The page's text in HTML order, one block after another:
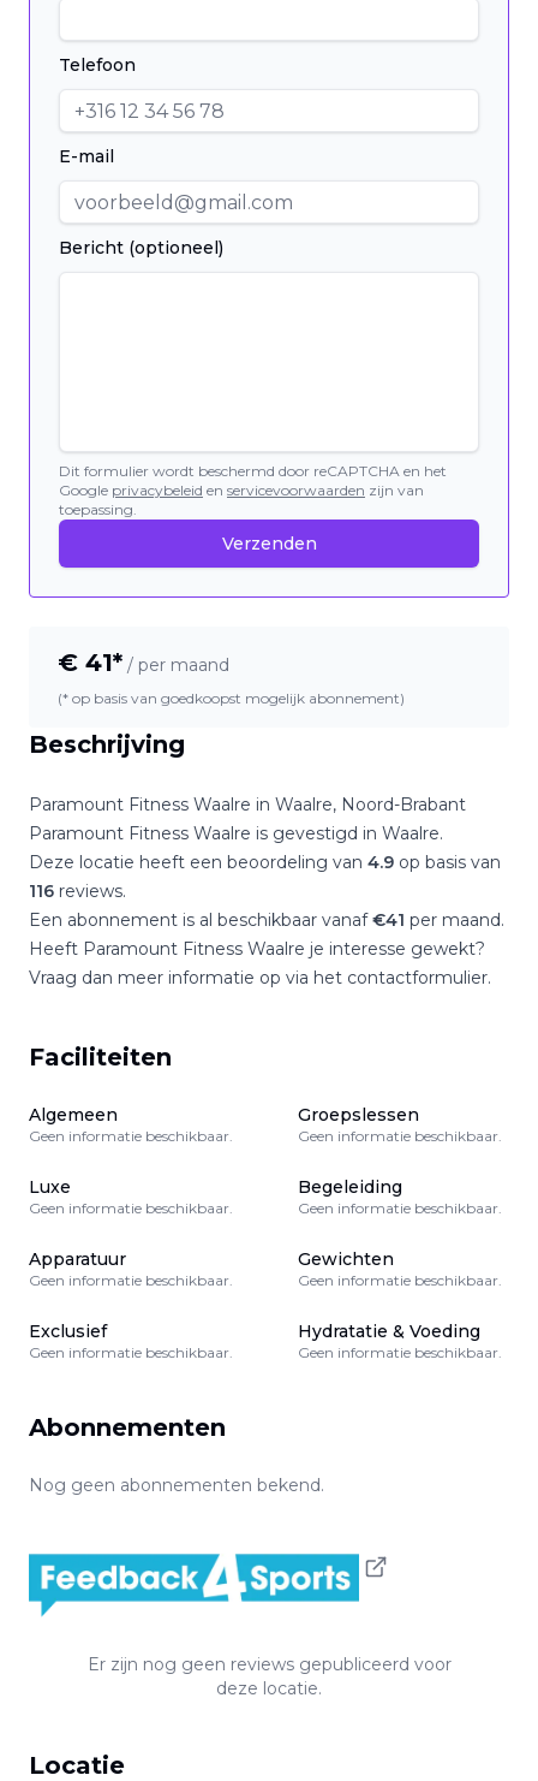
Beschrijving
Paramount Fitness Waalre in Waalre, Noord-Brabant
Paramount Fitness Waalre is gevestigd in Waalre.
Deze locatie heeft een beoordeling van 4.9 op basis van
116 reviews.
Een abonnement is al beschikbaar vanaf€41 per maand.
Heeft Paramount Fitness Waalre je interesse gewekt?
Vraag dan meer informatie op via het contactformulier.
Faciliteiten
Algemeen
Geen informatie beschikbaar.
Groepslessen
Geen informatie beschikbaar.
Luxe
Geen informatie beschikbaar.
Begeleiding
Geen informatie beschikbaar.
Apparatuur
Geen informatie beschikbaar.
Gewichten
Geen informatie beschikbaar.
Exclusief
Geen informatie beschikbaar.
Hydratatie & Voeding
Geen informatie beschikbaar.
Abonnementen
Nog geen abonnementen bekend.
Telefoon
E-mail
Bericht (optioneel)
Dit formulier wordt beschermd door reCAPTCHA en het
Google privacybeleid en servicevoorwaarden zijn van
toepassing.
Verzenden
€ 41* / per maand
(* op basis van goedkoopst mogelijk abonnement)
Er zijn nog geen reviews gepubliceerd voor
deze locatie.
Locatie